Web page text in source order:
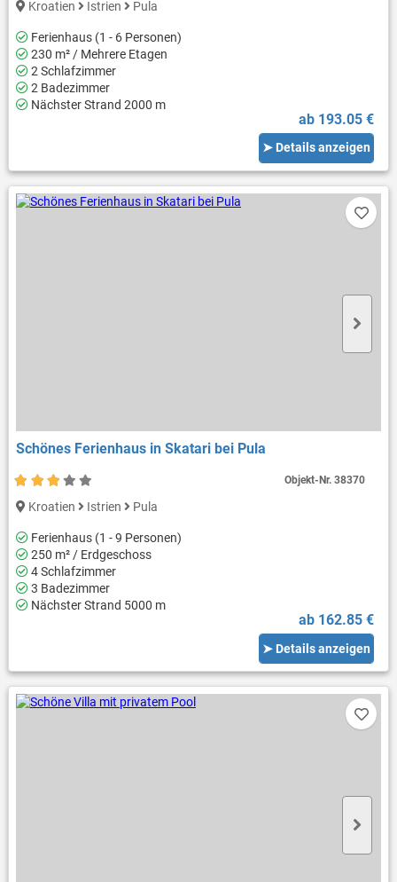
Kroatien Istrien Pula
Ferienhaus (1 - 6 Personen)
230 m² / Mehrere Etagen
2 Schlafzimmer
2 Badezimmer
Nächster Strand 2000 m
ab 193.05 €
➤ Details anzeigen
Schönes Ferienhaus in Skatari bei Pula
Kroatien Istrien Pula
Ferienhaus (1 - 9 Personen)
250 m² / Erdgeschoss
4 Schlafzimmer
3 Badezimmer
Nächster Strand 5000 m
ab 162.85 €
➤ Details anzeigen
Objekt-Nr.38370